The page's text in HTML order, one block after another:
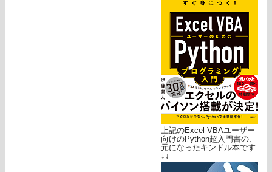
上記のExcel VBAユーザー
向けのPython超入門書の、
元になったキンドル本です
↓↓